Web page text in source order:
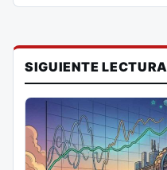
SIGUIENTE LECTURA